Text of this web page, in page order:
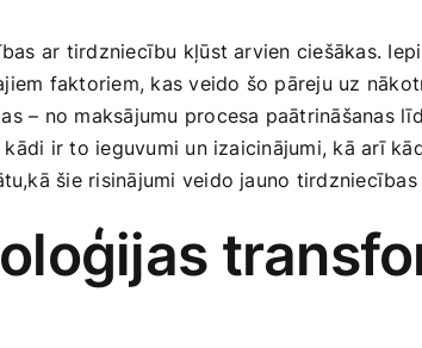
ar tirdzniecību kļūst arvien ciešākas.
‍faktoriem, kas veido šo pāreju uz
– ⁢no maksājumu procesa paātrināšanas
ir‌ to ieguvumi un izaicinājumi, kā arī‍
šie ‌risinājumi veido ​jauno tirdzniecības